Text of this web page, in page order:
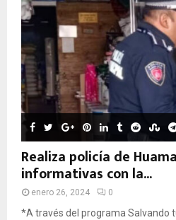
Realiza policía de
informativas con la...
enero 26, 2024 0
*A través del programa Salvando